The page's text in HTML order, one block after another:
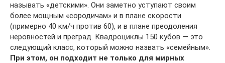
называть «детскими». Они заметно уступают своим
более мощным «сородичам» и в плане скорости
(примерно 40 км/ч против 60), и в плане преодоления
неровностей и преград. Квадроциклы 150 кубов — это
следующий класс, который можно назвать «семейным».
При этом, он подходит не только для мирных